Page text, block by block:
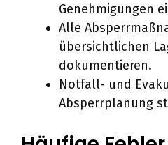
Genehmigungen
Alle
übersichtlichen
dokumentieren.
Notfall- und
Absperrplanung